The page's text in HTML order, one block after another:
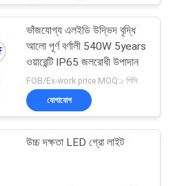
ভাঁজযোগ্য এলইডি উদ্ভিদ বৃদ্ধি
আলো পূর্ণ বর্ণালী 540W 5years
ওয়ারেন্টি IP65 জলরোধী উপাদান
FOB/Ex-work price MOQ:১ পিসি
যোগাযোগ
উচ্চ দক্ষতা LED গ্রো লাইট